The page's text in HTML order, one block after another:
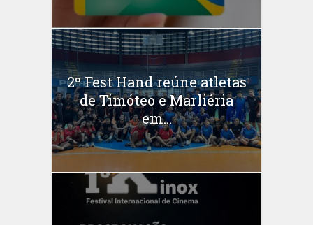
2º Fest Hand reúne atletas
de Timóteo e Marliéria
em...